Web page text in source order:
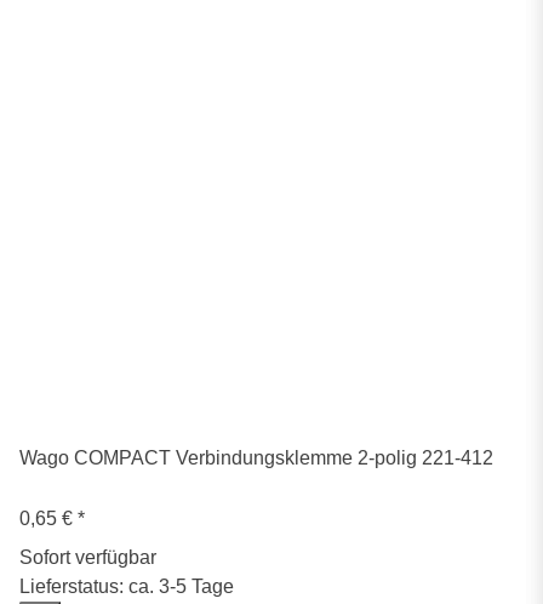
Wago COMPACT Verbindungsklemme 2-polig 221-412
0,65 € *
Sofort verfügbar
Lieferstatus: ca. 3-5 Tage